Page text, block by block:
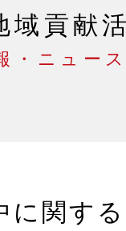
域貢献
・ニュー
に関す